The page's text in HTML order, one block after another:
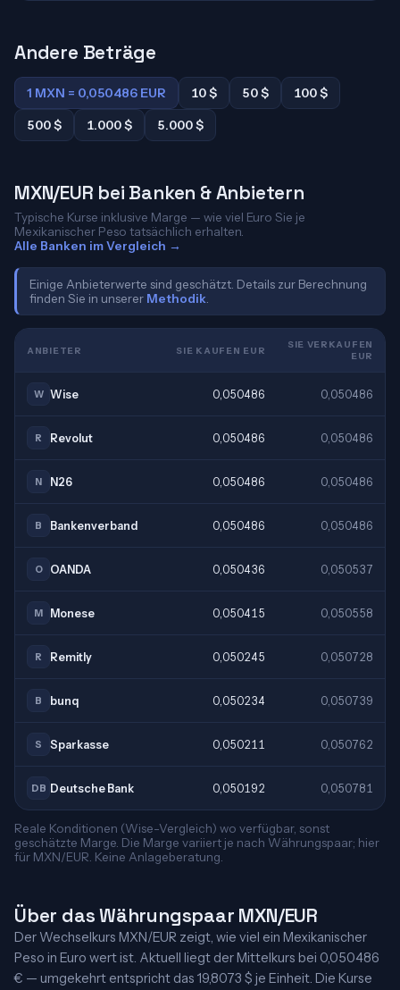
Andere Beträge
1 MXN = 0,050486 EUR 10 $ 50 $
100 $
500 $
1.000 $ 5.000 $
MXN/EUR bei Banken & Anbietern
Typische Kurse inklusive Marge — wie viel Euro Sie je
Mexikanischer Peso tatsächlich erhalten.
Alle Banken im Vergleich →
Einige Anbieterwerte sind geschätzt. Details zur Berechnung
finden Sie in unserer Methodik
ANBIETER SIE KAUFEN EUR
SIE VERKAUFEN
EUR
W Wise 0,050486 0,050486
R Revolut 0,050486 0,050486
N N26 0,050486 0,050486
B Bankenverband 0,050486 0,050486
O OANDA 0,050436 0,050537
M Monese 0,050415 0,050558
R Remitly 0,050245 0,050728
B bunq 0,050234 0,050739
S Sparkasse 0,050211 0,050762
DB Deutsche Bank 0,050192 0,050781
Reale Konditionen (Wise-Vergleich) wo verfügbar, sonst
geschätzte Marge. Die Marge variiert je nach Währungspaar; hier
für MXN/EUR. Keine Anlageberatung.
Über das Währungspaar MXN/EUR
Der Wechselkurs MXN/EUR zeigt, wie viel ein Mexikanischer
Peso in Euro wert ist. Aktuell liegt der Mittelkurs bei 0,050486
€ — umgekehrt entspricht das 19,8073 $ je Einheit. Die Kurse